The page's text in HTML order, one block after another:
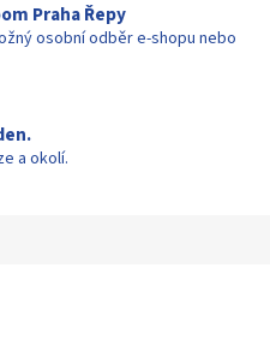
Praha Řepy
osobní odběr e-shopu nebo
a okolí.